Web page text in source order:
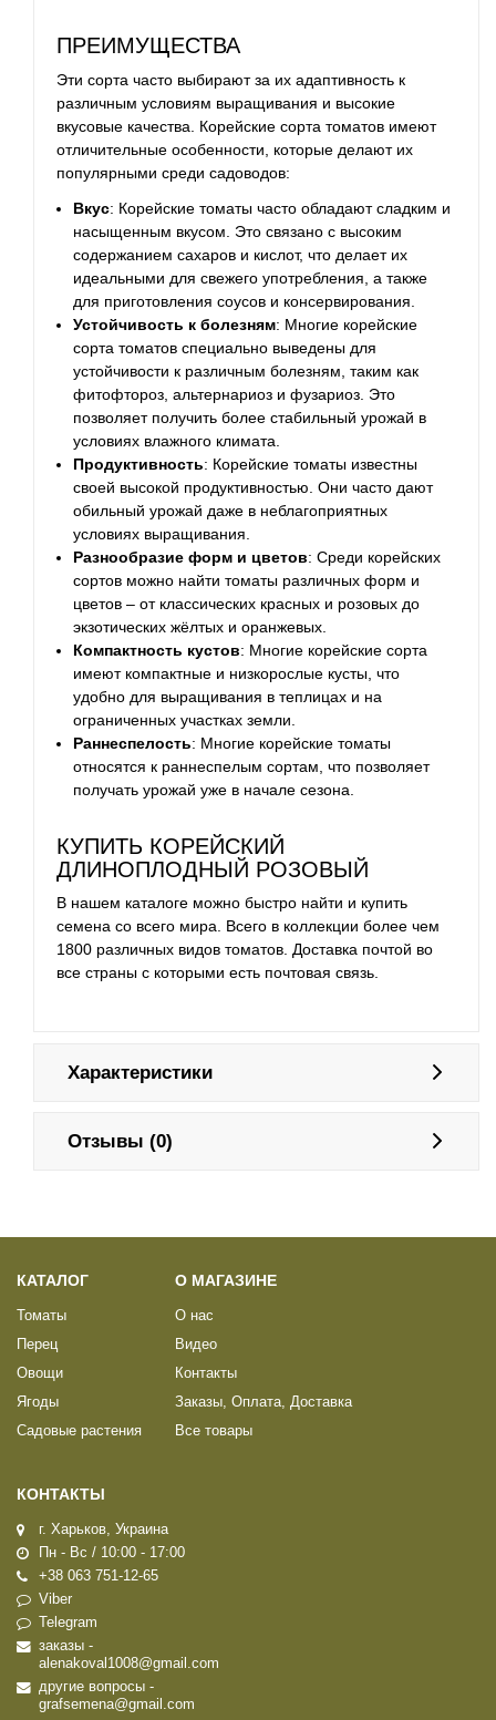
ПРЕИМУЩЕСТВА
Эти сорта часто выбирают за их адаптивность к
различным условиям выращивания и высокие
вкусовые качества. Корейские сорта томатов имеют
отличительные особенности, которые делают их
популярными среди садоводов:
Вкус: Корейские томаты часто обладают сладким и
насыщенным вкусом. Это связано с высоким
содержанием сахаров и кислот, что делает их
идеальными для свежего употребления, а также
для приготовления соусов и консервирования.
Устойчивость к болезням: Многие корейские
сорта томатов специально выведены для
устойчивости к различным болезням, таким как
фитофтороз, альтернариоз и фузариоз. Это
позволяет получить более стабильный урожай в
условиях влажного климата.
Продуктивность: Корейские томаты известны
своей высокой продуктивностью. Они часто дают
обильный урожай даже в неблагоприятных
условиях выращивания.
Разнообразие форм и цветов: Среди корейских
сортов можно найти томаты различных форм и
цветов – от классических красных и розовых до
экзотических жёлтых и оранжевых.
Компактность кустов: Многие корейские сорта
имеют компактные и низкорослые кусты, что
удобно для выращивания в теплицах и на
ограниченных участках земли.
Раннеспелость: Многие корейские томаты
относятся к раннеспелым сортам, что позволяет
получать урожай уже в начале сезона.
КУПИТЬ КОРЕЙСКИЙ
ДЛИНОПЛОДНЫЙ РОЗОВЫЙ
В нашем каталоге можно быстро найти и купить
семена со всего мира. Всего в коллекции более чем
1800 различных видов томатов. Доставка почтой во
все страны с которыми есть почтовая связь.
Характеристики
Отзывы (0)
КАТАЛОГ
Томаты
Перец
Овощи
Ягоды
Садовые растения
О МАГАЗИНЕ
О нас
Видео
Контакты
Заказы, Оплата, Доставка
Все товары
КОНТАКТЫ
г. Харьков, Украина
Пн - Вс / 10:00 - 17:00
+38 063 751-12-65
Viber
Telegram
заказы -
alenakoval1008@gmail.com
другие вопросы -
grafsemena@gmail.com